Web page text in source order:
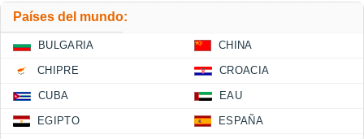
Países del mundo:
BULGARIA CHINA
CHIPRE CROACIA
CUBA EAU
EGIPTO ESPAÑA